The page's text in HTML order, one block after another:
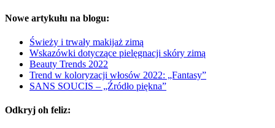
Nowe artykułu na blogu:
Świeży i trwały makijaż zimą
Wskazówki dotyczące pielęgnacji skóry zimą
Beauty Trends 2022
Trend w koloryzacji włosów 2022: „Fantasy”
SANS SOUCIS – „Źródło piękna”
Odkryj oh feliz: